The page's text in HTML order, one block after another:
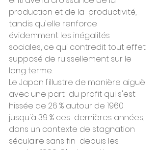
production et de la  productivité,
tandis qu'elle renforce
évidemment les inégalités
sociales, ce qui contredit tout effet
supposé de ruissellement sur le
long terme.
Le Japon l'illustre de manière aiguë
avec une part  du profit qui s'est
hissée de 26 % autour de 1960
jusqu'à 39 % ces  dernières années,
dans un contexte de stagnation
séculaire sans fin  depuis les